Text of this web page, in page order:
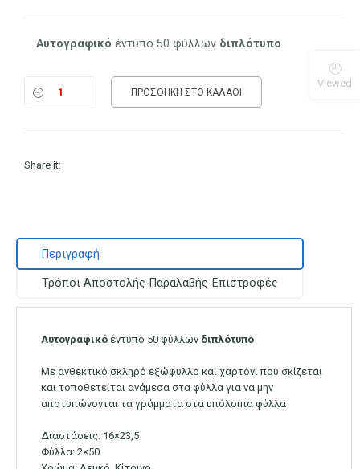
Αυτογραφικό έντυπο 50 φύλλων διπλότυπο
ΠΡΟΣΘΉΚΗ ΣΤΟ ΚΑΛΆΘΙ
Share it:
Περιγραφή
Τρόποι Αποστολής-Παραλαβής-Επιστροφές
Αυτογραφικό έντυπο 50 φύλλων διπλότυπο
Με ανθεκτικό σκληρό εξώφυλλο και χαρτόνι που σκίζεται
και τοποθετείται ανάμεσα στα φύλλα για να μην
αποτυπώνονται τα γράμματα στα υπόλοιπα φύλλα
Διαστάσεις: 16×23,5
Φύλλα: 2×50
Viewed